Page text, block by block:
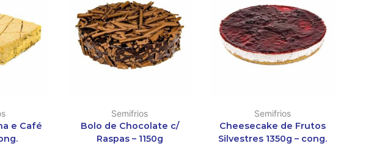
e Café
Semifrios
Bolo de Chocolate c/
Raspas – 1150g
Semifrios
Cheesecake de Frutos
Silvestres 1350g – cong.